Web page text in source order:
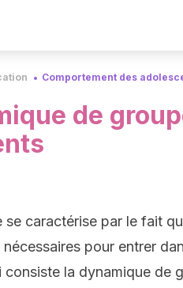
Comportement des
de
se caractérise par le fait
pour entrer
consiste la dynamique de